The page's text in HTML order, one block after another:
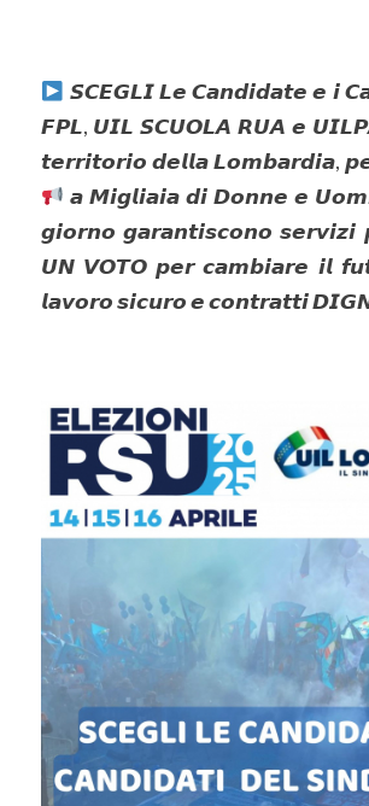
𝙎𝘾𝙀𝙂𝙇𝙄 𝙇𝙚 𝘾𝙖𝙣𝙙𝙞𝙙𝙖𝙩𝙚 𝙚 𝙞
𝙁𝙋𝙇, 𝙐𝙄𝙇 𝙎𝘾𝙐𝙊𝙇𝘼 𝙍𝙐𝘼 𝙚 𝙐𝙄𝙇𝙋𝘼
𝙩𝙚𝙧𝙧𝙞𝙩𝙤𝙧𝙞𝙤 𝙙𝙚𝙡𝙡𝙖 𝙇𝙤𝙢𝙗𝙖𝙧𝙙𝙞𝙖,
𝙖 𝙈𝙞𝙜𝙡𝙞𝙖𝙞𝙖 𝙙𝙞 𝘿𝙤𝙣𝙣𝙚 𝙚
𝙜𝙞𝙤𝙧𝙣𝙤 𝙜𝙖𝙧𝙖𝙣𝙩𝙞𝙨𝙘𝙤𝙣𝙤 𝙨𝙚𝙧𝙫𝙞𝙯𝙞
𝙐𝙉 𝙑𝙊𝙏𝙊 𝙥𝙚𝙧 𝙘𝙖𝙢𝙗𝙞𝙖𝙧𝙚 𝙞𝙡
𝙡𝙖𝙫𝙤𝙧𝙤 𝙨𝙞𝙘𝙪𝙧𝙤 𝙚 𝙘𝙤𝙣𝙩𝙧𝙖𝙩𝙩𝙞